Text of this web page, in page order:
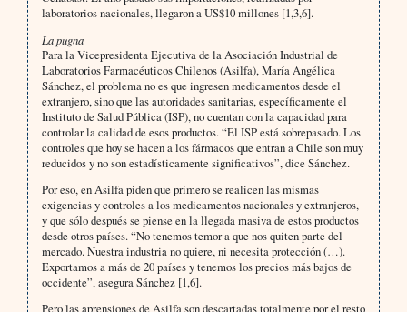
laboratorios nacionales, llegaron a US$10 millones [1,3,6].
La pugna
Para la Vicepresidenta Ejecutiva de la Asociación Industrial de
Laboratorios Farmacéuticos Chilenos (Asilfa), María Angélica
Sánchez, el problema no es que ingresen medicamentos desde el
extranjero, sino que las autori­dades sanitarias, específicamente el
Instituto de Salud Pública (ISP), no cuentan con la capacidad para
controlar la calidad de esos productos. “El ISP está sobrepasado. Los
controles que hoy se hacen a los fármacos que en­tran a Chile son muy
reducidos y no son estadísticamente significativos”, dice Sánchez.
Por eso, en Asilfa piden que primero se realicen las mismas
exigencias y controles a los medicamentos nacionales y extranjeros,
y que sólo después se piense en la llegada masiva de estos productos
desde otros países. “No te­nemos temor a que nos quiten parte del
mercado. Nuestra industria no quiere, ni necesita protección (…).
Expor­tamos a más de 20 países y tenemos los precios más bajos de
occidente”, asegura Sánchez [1,6].
Pero las aprensiones de Asilfa son descartadas totalmente por el resto